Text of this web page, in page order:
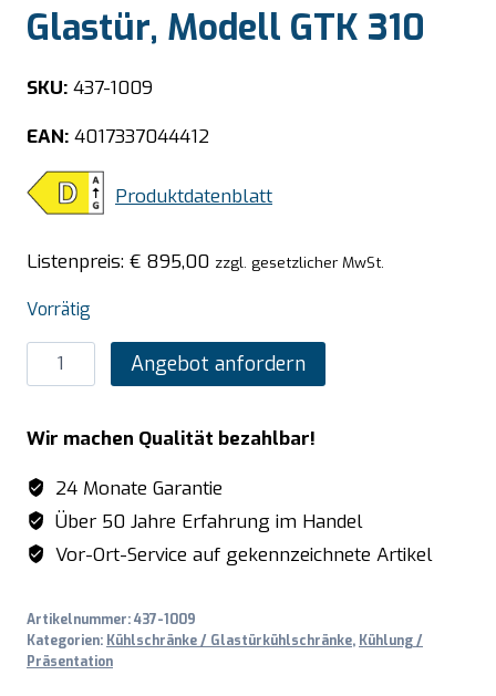
Glastür, Modell GTK 310
SKU: 437-1009
EAN: 4017337044412
Produktdatenblatt
Listenpreis: € 895,00 zzgl. gesetzlicher MwSt.
Vorrätig
SARO
Getränkekühlschrank
Glastür,
Modell
GTK
310
Menge
Angebot anfordern
Wir machen Qualität bezahlbar!
24 Monate Garantie
Über 50 Jahre Erfahrung im Handel
Vor-Ort-Service auf gekennzeichnete Artikel
Artikelnummer:437-1009
Kategorien: Kühlschränke / Glastürkühlschränke, Kühlung /
Präsentation